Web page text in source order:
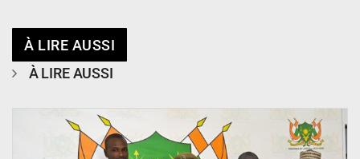
À LIRE AUSSI
À LIRE AUSSI